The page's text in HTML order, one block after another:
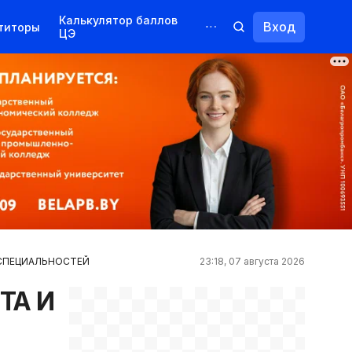
Калькулятор баллов
ЦЭ
Курсы
Переподготовка
Вход
23:18, 07 августа 2026
И